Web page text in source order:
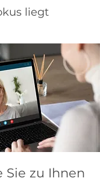
liegt
Sie zu Ihnen